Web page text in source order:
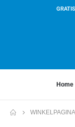
Home
WINKELPAGINA